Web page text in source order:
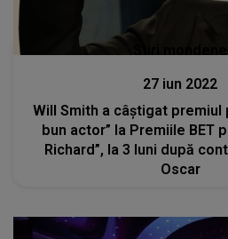
27 iun 2022
Will Smith a câștigat premiul
bun actor” la Premiile BET
Richard”, la 3 luni după
Oscar